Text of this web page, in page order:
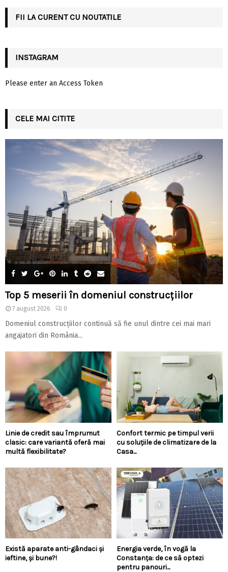
FII LA CURENT CU NOUTATILE
INSTAGRAM
Please enter an Access Token
CELE MAI CITITE
Top 5 meserii în domeniul construcțiilor
7 august 2026 0
Domeniul construcțiilor continuă să fie unul dintre cei mai mari
angajatori din România...
Linie de credit sau împrumut
clasic: care variantă oferă mai
multă flexibilitate?
Confort termic pe timpul verii
cu soluțiile de climatizare de la
Casa...
Există aparate anti-gândaci și
ieftine, și bune?!
Energia verde, în vogă la
Constanța: de ce să optezi
pentru panouri...